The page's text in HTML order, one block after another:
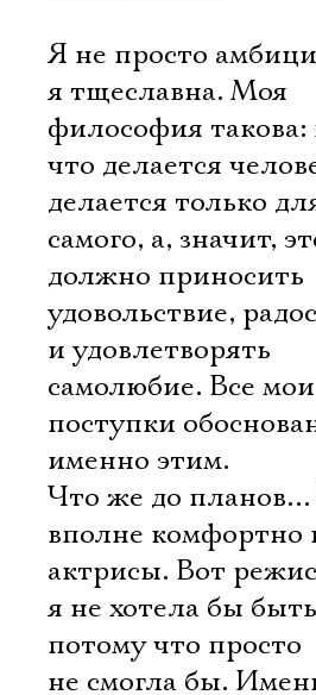
Я не просто
я тщеславна. Моя
философия такова:
что делается
делается только
самого, а, значит,
должно приносить
удовольствие,
и удовлетворять
самолюбие. Все мои
поступки
именно этим.
Что же до
вполне комфортно
актрисы. Вот
я не хотела бы
потому что просто
не смогла бы.